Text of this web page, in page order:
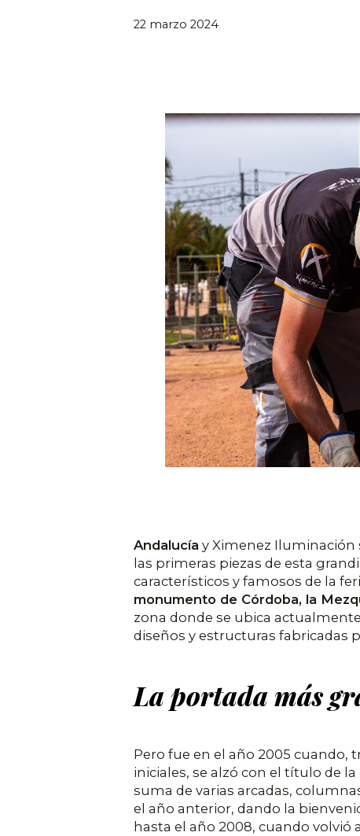
22 marzo 2024
Andalucía y Ximenez Iluminación
las primeras piezas de esta
característicos y famosos de la
monumento de Córdoba, la
zona donde se ubica
diseños y estructuras fabricadas
La portada más
Pero fue en el año 2005 cuando,
iniciales, se alzó con el título de
suma de varias arcadas,
el año anterior, dando la
hasta el año 2008, cuando